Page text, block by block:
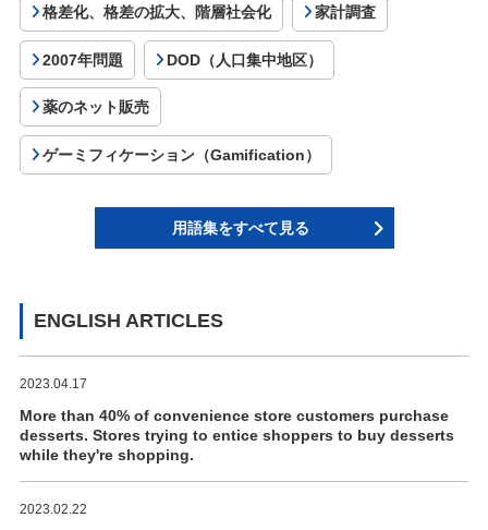
格差化、格差の拡大、階層社会化 家計調査
2007年問題 DOD（人口集中地区）
薬のネット販売
ゲーミフィケーション（Gamification）
用語集をすべて見る
ENGLISH ARTICLES
2023.04.17
More than 40% of convenience store customers purchase
desserts. Stores trying to entice shoppers to buy desserts
while they're shopping.
2023.02.22